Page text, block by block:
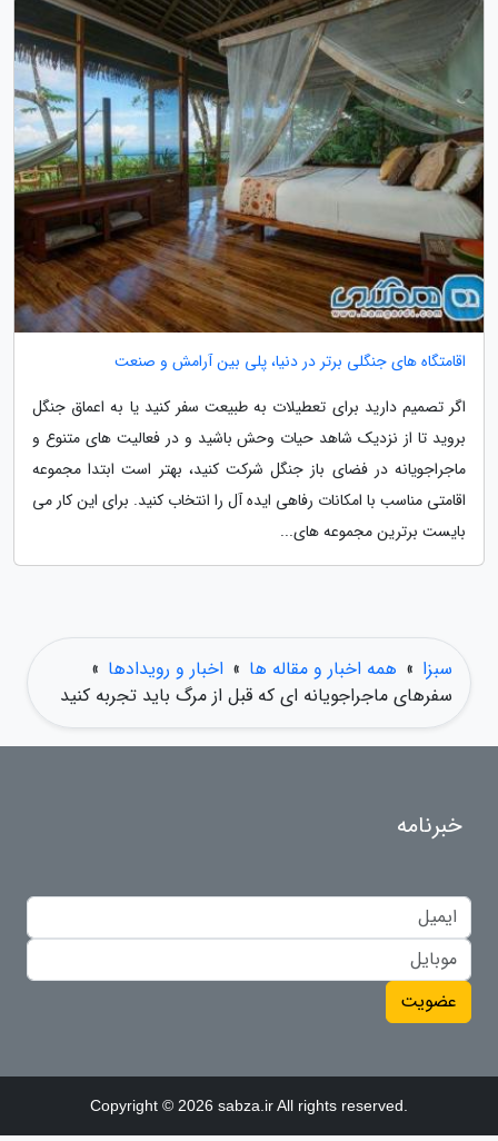
اقامتگاه های جنگلی برتر در دنیا، پلی بین آرامش و صنعت
اگر تصمیم دارید برای تعطیلات به طبیعت سفر کنید یا به اعماق جنگل
بروید تا از نزدیک شاهد حیات وحش باشید و در فعالیت های متنوع و
ماجراجویانه در فضای باز جنگل شرکت کنید، بهتر است ابتدا مجموعه
اقامتی مناسب با امکانات رفاهی ایده آل را انتخاب کنید. برای این کار می
بایست برترین مجموعه های...
سبزا » همه اخبار و مقاله ها » اخبار و رویدادها »
سفرهای ماجراجویانه ای که قبل از مرگ باید تجربه کنید
خبرنامه
عضویت
Copyright © 2026 sabza.ir All rights reserved.